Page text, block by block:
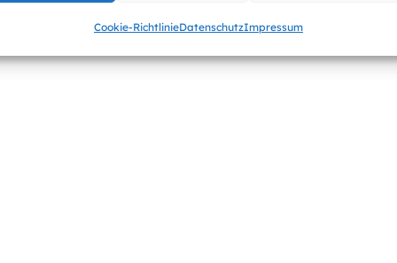
Cookie-RichtlinieDatenschutzImpressum